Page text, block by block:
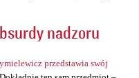
nadzoru
przedstawia swój